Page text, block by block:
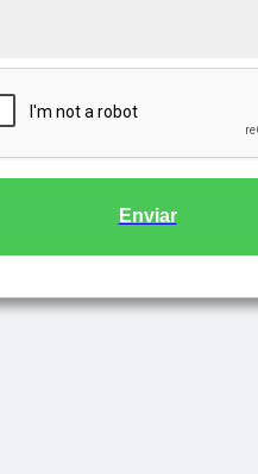
Enviar